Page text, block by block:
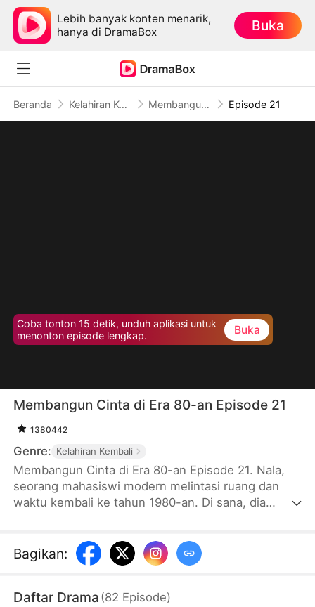
Lebih banyak konten menarik,
hanya di DramaBox
Buka
Beranda Kelahiran Kembali Membangun Cinta di Era 80-an Episode 21
Coba tonton 15 detik, unduh aplikasi untuk
menonton episode lengkap.
Buka
Membangun Cinta di Era 80-an Episode 21
1380442
Genre: Kelahiran Kembali
Membangun Cinta di Era 80-an Episode 21. Nala,
seorang mahasiswi modern melintasi ruang dan
waktu kembali ke tahun 1980-an. Di sana, dia
mulai menjalin hubungan dengan Riko dan bersiap
untuk menikah dengannya. Di saat yang sama, dia
penuh dengan berbagai masalah dan rintangan. Di
Bagikan:
Daftar Drama (82 Episode)